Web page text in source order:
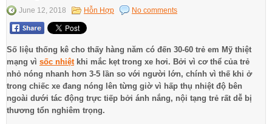
June 12, 2018 Hỗn Hợp No comments
Số liệu thống kê cho thấy hàng năm có đến 30-60 trẻ em Mỹ thiệt
mạng vì sốc nhiệt khi mắc kẹt trong xe hơi. Bởi vì cơ thể của trẻ
nhỏ nóng nhanh hơn 3-5 lần so với người lớn, chính vì thế khi ở
trong chiếc xe đang nóng lên từng giờ vì hấp thụ nhiệt độ bên
ngoài dưới tác động trực tiếp bởi ánh nắng, nội tạng trẻ rất dễ bị
thương tổn nghiêm trọng.